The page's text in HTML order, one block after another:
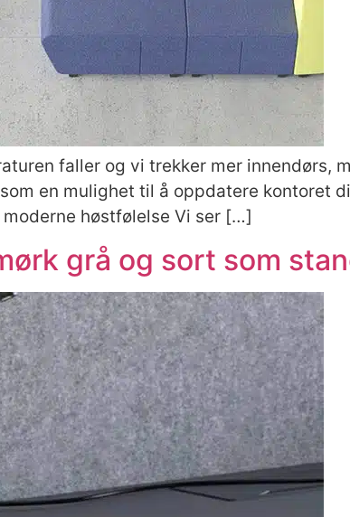
faller og vi trekker mer innendørs,
en mulighet til å oppdatere kontoret
høstfølelse Vi ser […]
grå og sort som